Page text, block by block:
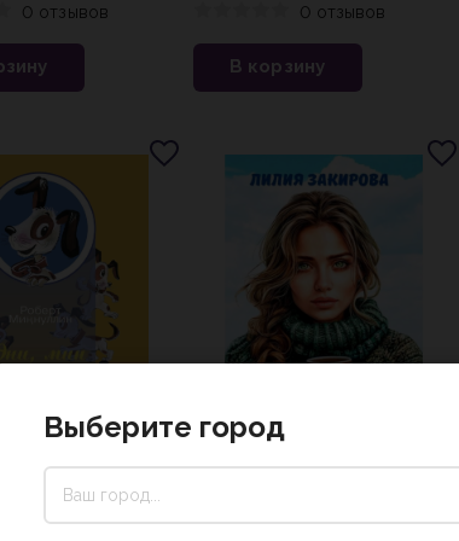
0 отзывов 0 отзывов
В корзину
щенка.Әни,мин Ненаписанная книга
Выберите город